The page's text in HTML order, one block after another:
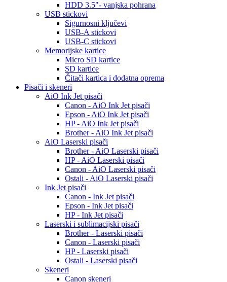
HDD 3.5"- vanjska pohrana
USB stickovi
Sigurnosni ključevi
USB-A stickovi
USB-C stickovi
Memorijske kartice
Micro SD kartice
SD kartice
Čitači kartica i dodatna oprema
Pisači i skeneri
AiO Ink Jet pisači
Canon - AiO Ink Jet pisači
Epson - AiO Ink Jet pisači
HP - AiO Ink Jet pisači
Brother - AiO Ink Jet pisači
AiO Laserski pisači
Brother - AiO Laserski pisači
HP - AiO Laserski pisači
Canon - AiO Laserski pisači
Ostali - AiO Laserski pisači
Ink Jet pisači
Canon - Ink Jet pisači
Epson - Ink Jet pisači
HP - Ink Jet pisači
Laserski i sublimacijski pisači
Brother - Laserski pisači
Canon - Laserski pisači
HP - Laserski pisači
Ostali - Laserski pisači
Skeneri
Canon skeneri